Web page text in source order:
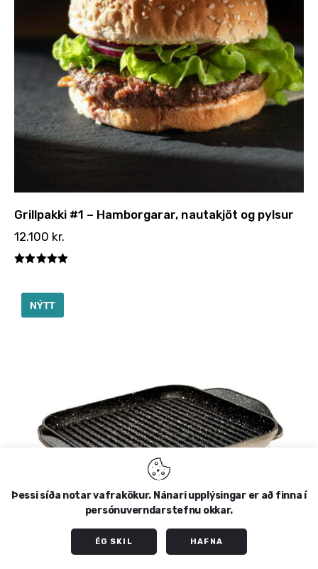
Grillpakki #1 – Hamborgarar, nautakjöt og pylsur
12.100 kr.
NÝTT
Þessi síða notar vafrakökur. Nánari upplýsingar er að finna í
persónuverndarstefnu okkar.
ÉG SKIL HAFNA